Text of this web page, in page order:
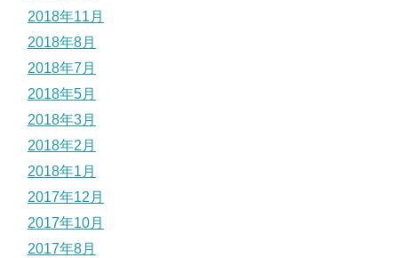
2018年11月
2018年8月
2018年7月
2018年5月
2018年3月
2018年2月
2018年1月
2017年12月
2017年10月
2017年8月